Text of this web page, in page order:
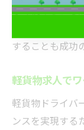
なく続けられる
務可能時間の
することも成功
軽貨物求人で
軽貨物ドライバ
ンスを実現する